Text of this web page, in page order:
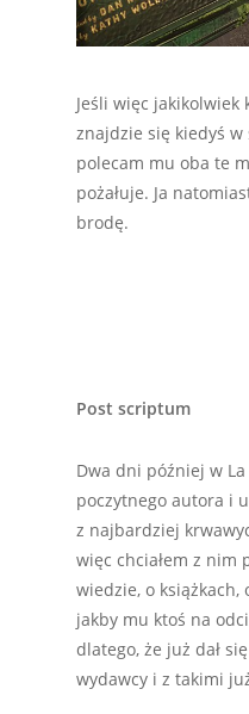
Jeśli więc jakikolwiek
znajdzie się kiedyś
polecam mu oba te
pożałuje. Ja
brodę.
Post scriptum
Dwa dni później w
poczytnego autora i
z najbardziej
więc chciałem z nim
wiedzie, o książkach,
jakby mu ktoś na
dlatego, że już dał
wydawcy i z takimi